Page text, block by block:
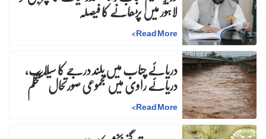
لاہور میں پڑھانے کا فیصلہ
Read More
>
دریائے چناب میں بلند درجے کا سیلاب،
دریائے راوی میں مجموعی صورتحال مستحکم
Read More
>